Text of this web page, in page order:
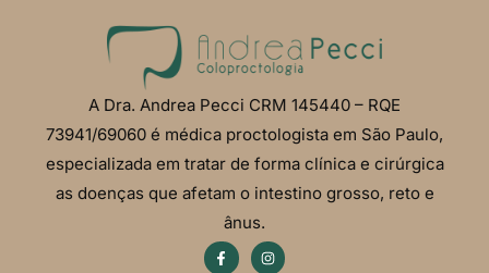
A Dra. Andrea Pecci CRM 145440 – RQE
73941/69060 é médica proctologista em São Paulo,
especializada em tratar de forma clínica e cirúrgica
as doenças que afetam o intestino grosso, reto e
ânus.